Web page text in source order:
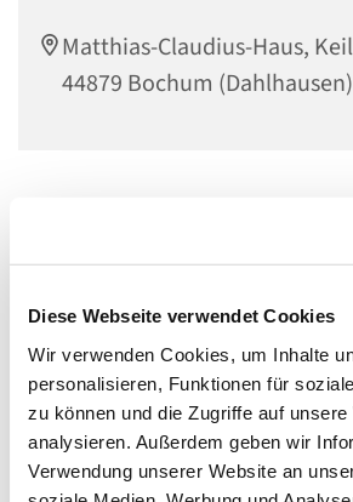
Diese Webseite verwendet Cookies
Wir verwenden Cookies, um Inhalte
personalisieren, Funktionen für
zu können und die Zugriffe auf
analysieren. Außerdem geben wir
Verwendung unserer Website an
Matthias-Claudius-Haus,
44879 Bochum (Dahlhausen)